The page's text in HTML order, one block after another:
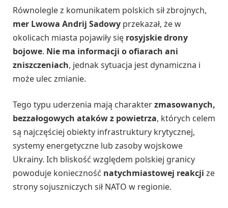
Równolegle z komunikatem polskich sił zbrojnych,
mer Lwowa Andrij Sadowy przekazał, że w
okolicach miasta pojawiły się rosyjskie drony
bojowe. Nie ma informacji o ofiarach ani
zniszczeniach, jednak sytuacja jest dynamiczna i
może ulec zmianie.
Tego typu uderzenia mają charakterzmasowanych,
bezzałogowych ataków z powietrza, których celem
są najczęściej obiekty infrastruktury krytycznej,
systemy energetyczne lub zasoby wojskowe
Ukrainy. Ich bliskość względem polskiej granicy
powoduje konieczność natychmiastowej reakcji ze
strony sojuszniczych sił NATO w regionie.